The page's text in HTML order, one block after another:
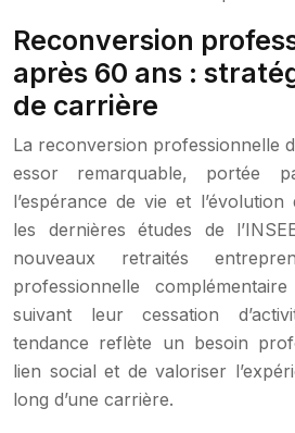
Reconversion
après 60 ans :
de carrière
La reconversion professionnelle
essor remarquable, portée
l’espérance de vie et
les dernières études de
nouveaux retraités
professionnelle
suivant leur cessation
tendance reflète un besoin
lien social et de valoriser
long d’une carrière.